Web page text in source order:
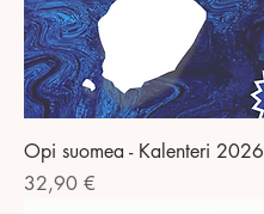
Opi suomea - Kalenteri 2026
Preis
32,90 €